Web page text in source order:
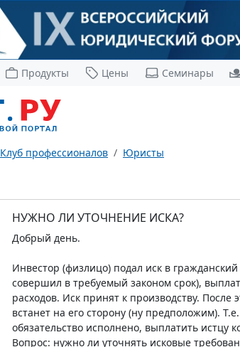
Продукты Цены Семинары
Клуб профессионалов Юристы
НУЖНО ЛИ УТОЧНЕНИЕ ИСКА?
Добрый день.
Инвестор (физлицо) подал иск в
совершил в требуемый законом срок),
расходов. Иск принят к производству.
встанет на его сторону (ну предположим).
обязательство исполнено, выплатить
Вопрос: нужно ли уточнять исковые